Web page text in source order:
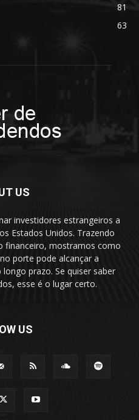
81
63
US
investidores estrangeiros a
Estados Unidos. Trazendo
financeiro, mostramos como
porte pode alcançar a
prazo. Se quiser saber
esse é o lugar certo.
US